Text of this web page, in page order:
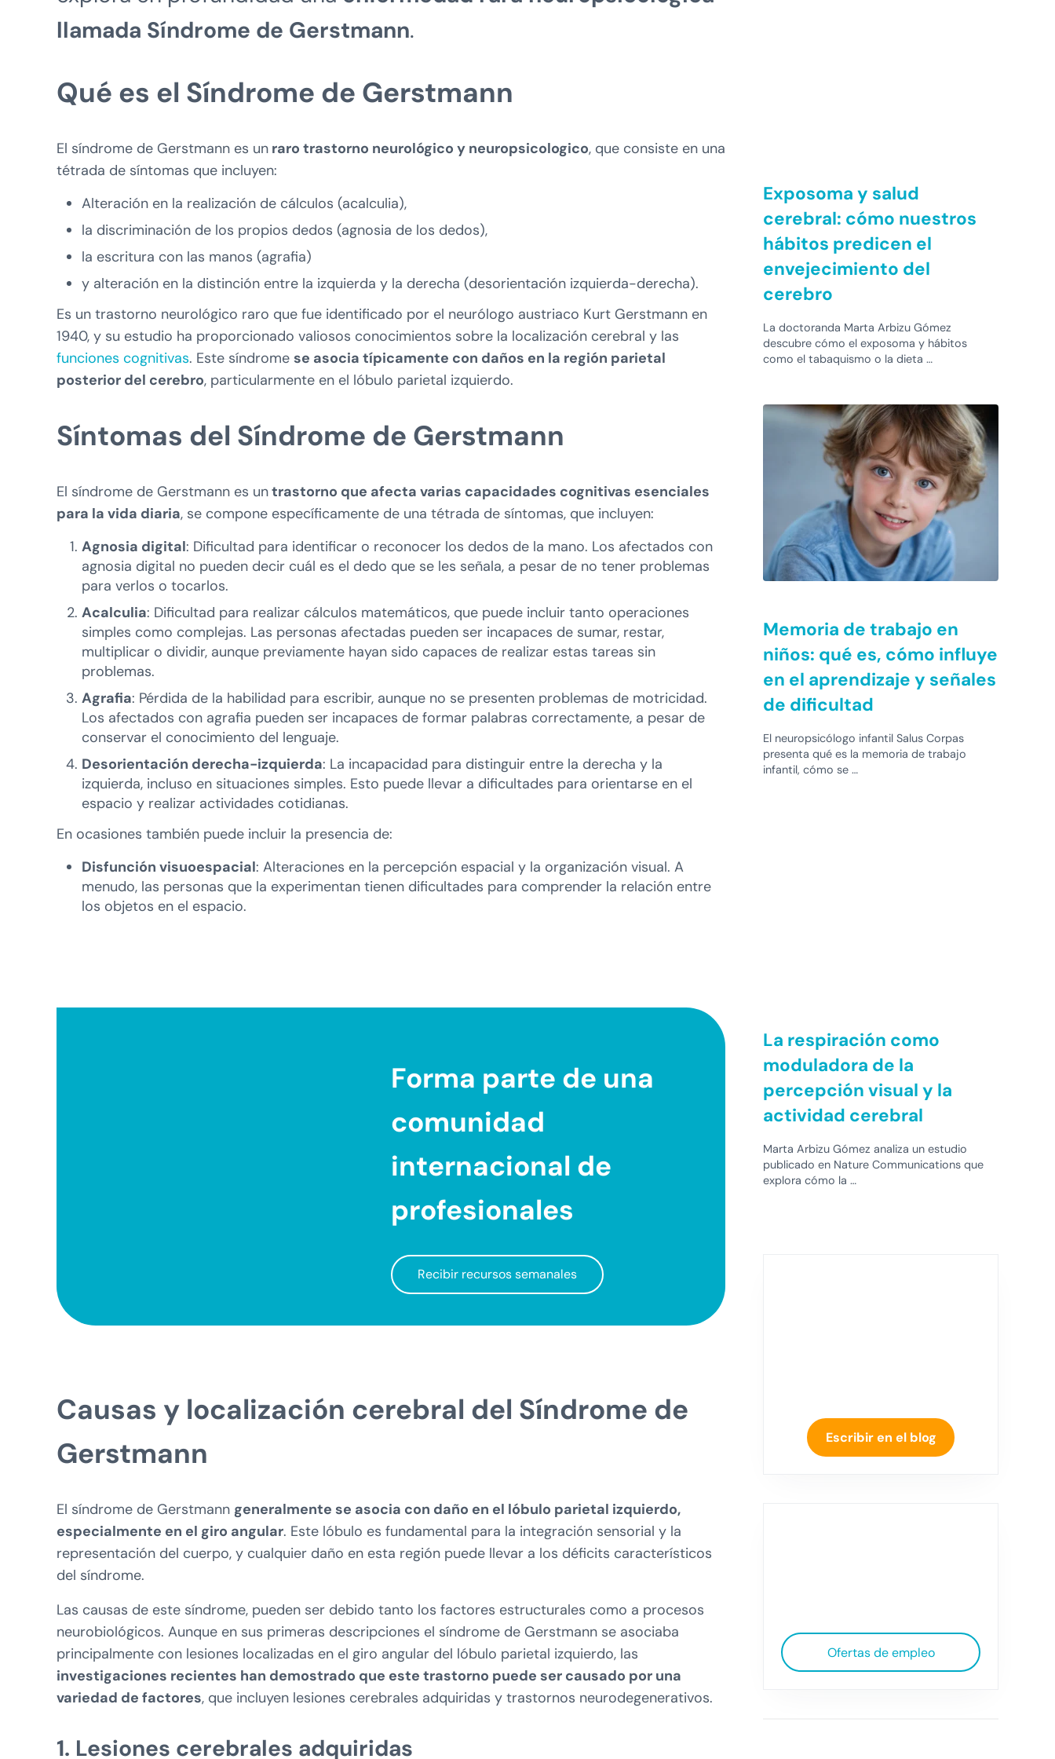
llamada Síndrome de Gerstmann.
Qué es el Síndrome de Gerstmann
El síndrome de Gerstmann es un raro trastorno neurológico y neuropsicologico, que consiste en una
tétrada de síntomas que incluyen:
Alteración en la realización de cálculos (acalculia),
la discriminación de los propios dedos (agnosia de los dedos),
la escritura con las manos (agrafia)
y alteración en la distinción entre la izquierda y la derecha (desorientación izquierda-derecha).
Es un trastorno neurológico raro que fue identificado por el neurólogo austriaco Kurt Gerstmann en
1940, y su estudio ha proporcionado valiosos conocimientos sobre la localización cerebral y las
funciones cognitivas. Este síndrome se asocia típicamente con daños en la región parietal
posterior del cerebro, particularmente en el lóbulo parietal izquierdo.
Síntomas del Síndrome de Gerstmann
El síndrome de Gerstmann es untrastorno que afecta varias capacidades cognitivas esenciales
para la vida diaria, se compone específicamente de una tétrada de síntomas, que incluyen:
Agnosia digital: Dificultad para identificar o reconocer los dedos de la mano. Los afectados con
agnosia digital no pueden decir cuál es el dedo que se les señala, a pesar de no tener problemas
para verlos o tocarlos.
Acalculia: Dificultad para realizar cálculos matemáticos, que puede incluir tanto operaciones
simples como complejas. Las personas afectadas pueden ser incapaces de sumar, restar,
multiplicar o dividir, aunque previamente hayan sido capaces de realizar estas tareas sin
problemas.
Agrafia: Pérdida de la habilidad para escribir, aunque no se presenten problemas de motricidad.
Los afectados con agrafia pueden ser incapaces de formar palabras correctamente, a pesar de
conservar el conocimiento del lenguaje.
Desorientación derecha-izquierda: La incapacidad para distinguir entre la derecha y la
izquierda, incluso en situaciones simples. Esto puede llevar a dificultades para orientarse en el
espacio y realizar actividades cotidianas.
En ocasiones también puede incluir la presencia de:
Disfunción visuoespacial: Alteraciones en la percepción espacial y la organización visual. A
menudo, las personas que la experimentan tienen dificultades para comprender la relación entre
los objetos en el espacio.
Forma parte de una
comunidad
internacional de
profesionales
Recibir recursos semanales
Causas y localización cerebral del Síndrome de
Gerstmann
El síndrome de Gerstmann generalmente se asocia con daño en el lóbulo parietal izquierdo,
especialmente en el giro angular. Este lóbulo es fundamental para la integración sensorial y la
representación del cuerpo, y cualquier daño en esta región puede llevar a los déficits característicos
del síndrome.
Las causas de este síndrome, pueden ser debido tanto los factores estructurales como a procesos
neurobiológicos. Aunque en sus primeras descripciones el síndrome de Gerstmann se asociaba
principalmente con lesiones localizadas en el giro angular del lóbulo parietal izquierdo, las
investigaciones recientes han demostrado que este trastorno puede ser causado por una
variedad de factores, que incluyen lesiones cerebrales adquiridas y trastornos neurodegenerativos.
1. Lesiones cerebrales adquiridas
Exposoma y salud
cerebral: cómo nuestros
hábitos predicen el
envejecimiento del
cerebro
La doctoranda Marta Arbizu Gómez
descubre cómo el exposoma y hábitos
como el tabaquismo o la dieta …
Memoria de trabajo en
niños: qué es, cómo influye
en el aprendizaje y señales
de dificultad
El neuropsicólogo infantil Salus Corpas
presenta qué es la memoria de trabajo
infantil, cómo se …
La respiración como
moduladora de la
percepción visual y la
actividad cerebral
Marta Arbizu Gómez analiza un estudio
publicado en Nature Communications que
explora cómo la …
Escribir en el blog
Ofertas de empleo